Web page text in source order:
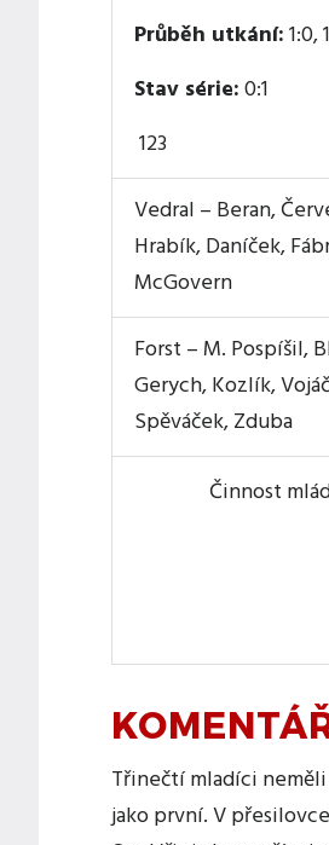
Průběh utkání:1:0,
Stav série:0:1
123
Vedral – Beran,
Hrabík, Daníček,
McGovern
Forst – M. Pospíšil,
Gerych, Kozlík,
Spěváček, Zduba
Činnost
Třinečtí mladíci
jako první. V